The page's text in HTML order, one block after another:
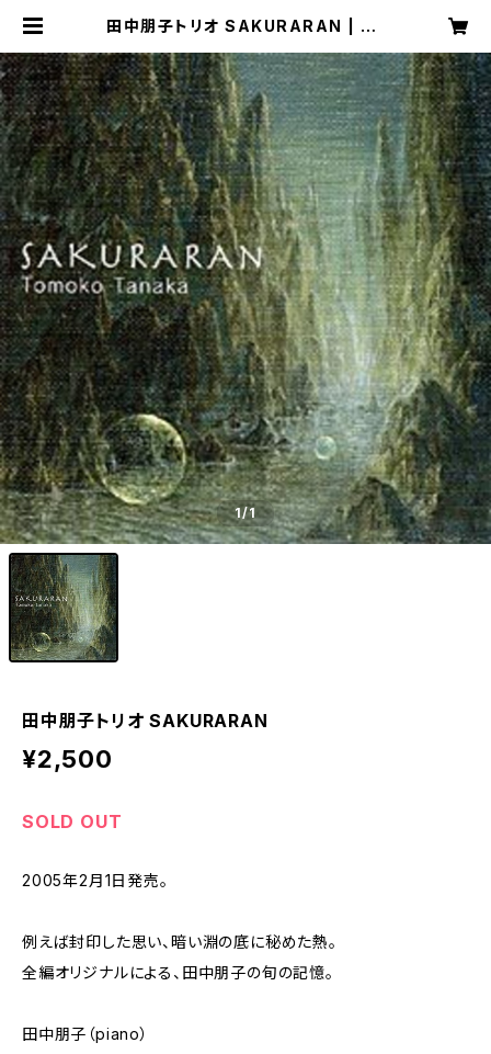
田中朋子トリオ SAKURARAN | Ba
1/1
田中朋子トリオ SAKURARAN
¥2,500
SOLD OUT
2005年2月1日発売。
例えば封印した思い、暗い淵の底に秘めた熱。
全編オリジナルによる、田中朋子の旬の記憶。
田中朋子（piano）